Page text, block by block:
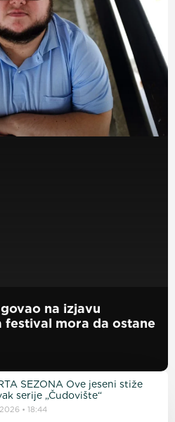
na izjavu
festival mora da ostane
SEZONA Ove jeseni stiže
serije „Čudovište“
18:44